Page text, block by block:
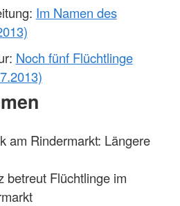
Im Namen des
Noch fünf Flüchtlinge
am Rindermarkt: Längere
betreut Flüchtlinge im